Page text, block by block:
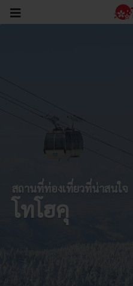
สถานที่ท่องเที่ยวที่น่าสนใจ
โทโฮคุ